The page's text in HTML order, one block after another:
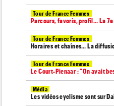
Tour de France Femmes
Parcours, favoris, profil… La 7e
Tour de France Femmes
Horaires et chaînes… La
Tour de France Femmes
Le Court-Pienaar : "On avait
Média
Les vidéos cyclisme sont sur